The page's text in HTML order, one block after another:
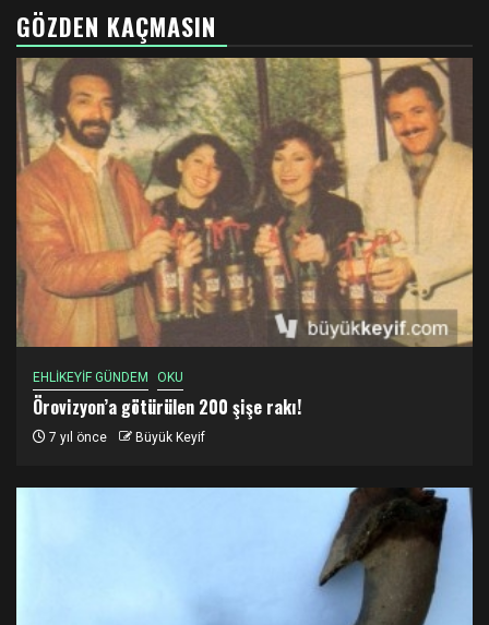
GÖZDEN KAÇMASIN
EHLİKEYİF GÜNDEM OKU
Örovizyon’a götürülen 200 şişe rakı!
7 yıl önce Büyük Keyif